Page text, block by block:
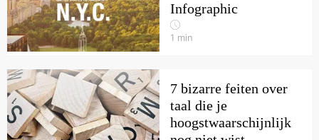
Infographic
1 min
7 bizarre feiten over
taal die je
hoogstwaarschijnlijk